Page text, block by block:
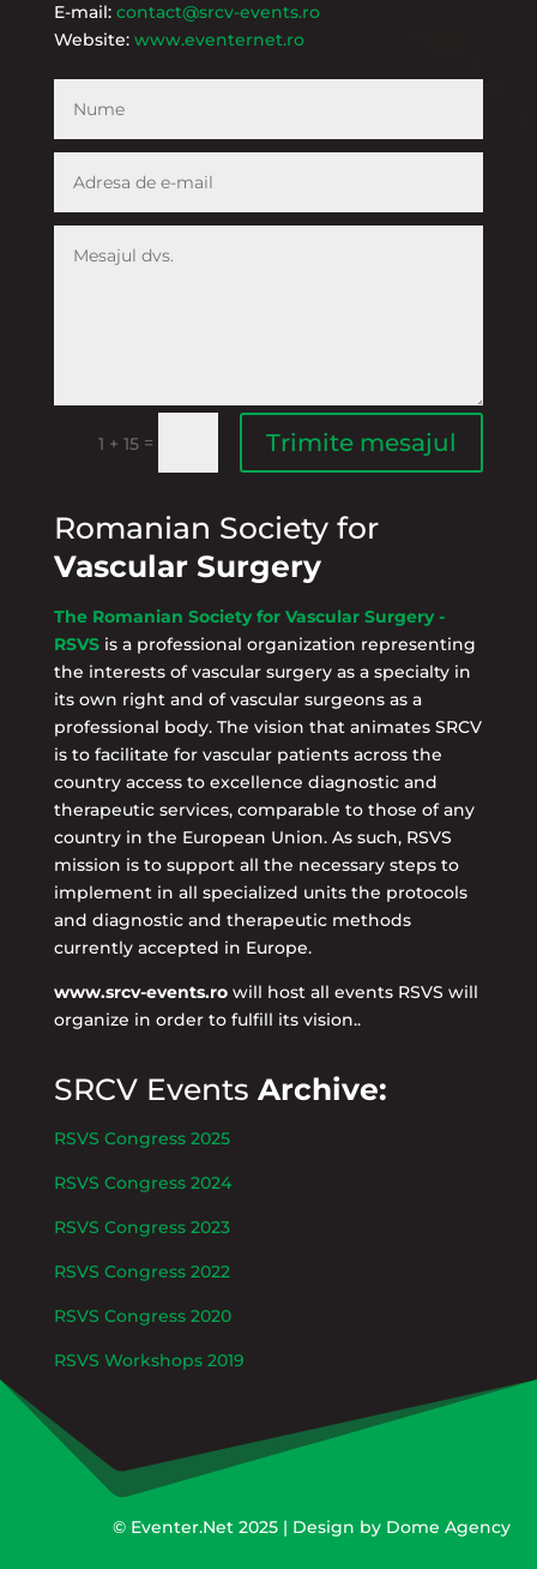
E-mail: contact@srcv-events.ro
Website: www.eventernet.ro
1 + 15 = Trimite mesajul
Romanian Society for
Vascular Surgery
The Romanian Society for Vascular Surgery -
RSVS is a professional organization representing
the interests of vascular surgery as a specialty in
its own right and of vascular surgeons as a
professional body. The vision that animates SRCV
is to facilitate for vascular patients across the
country access to excellence diagnostic and
therapeutic services, comparable to those of any
country in the European Union. As such, RSVS
mission is to support all the necessary steps to
implement in all specialized units the protocols
and diagnostic and therapeutic methods
currently accepted in Europe.
www.srcv-events.rowill host all events RSVS will
organize in order to fulfill its vision..
SRCV Events Archive:
RSVS Congress 2025
RSVS Congress 2024
RSVS Congress 2023
RSVS Congress 2022
RSVS Congress 2020
RSVS Workshops 2019
© Eventer.Net 2025 | Design by Dome Agency